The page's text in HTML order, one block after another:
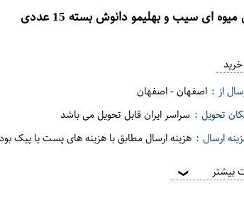
ای سیب و بهلیمو دانوش بسته 15 عددی
از : اصفهان-اصفهان
تحویل : سراسر ایران قابل تحویل می باشد
ارسال : هزینه ارسال مطابق با هزینه های پست یا پیک
بیشتر ❯